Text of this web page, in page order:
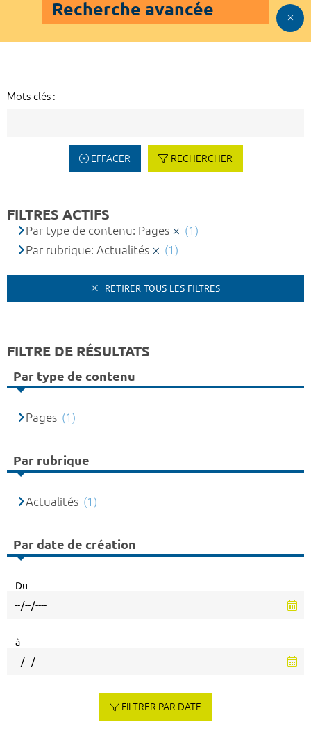
Recherche avancée
Mots-clés :
EFFACER RECHERCHER
FILTRES ACTIFS
Par type de contenu: Pages
(1)
Par rubrique: Actualités
(1)
RETIRER TOUS LES FILTRES
FILTRE DE RÉSULTATS
Par type de contenu
Pages (1)
Par rubrique
Actualités (1)
Par date de création
Du
à
FILTRER PAR DATE